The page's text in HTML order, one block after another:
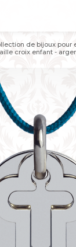
de bijoux pour
croix enfant -